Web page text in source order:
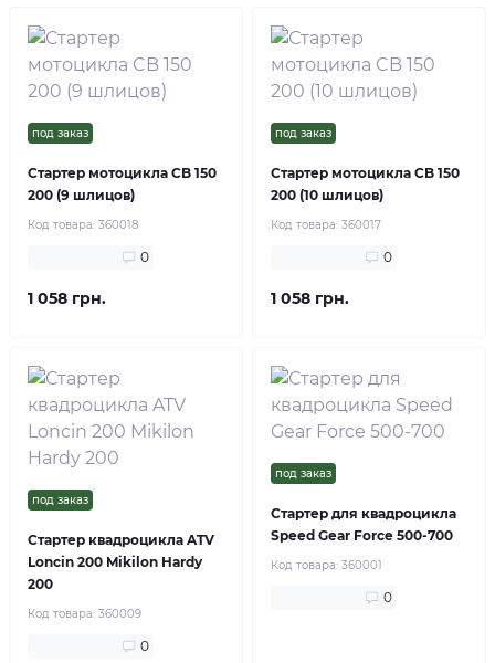
под заказ
Стартер мотоцикла CB 150
200 (9 шлицов)
Код товара: 360018
0
1 058 грн.
под заказ
Стартер мотоцикла CB 150
200 (10 шлицов)
Код товара: 360017
0
1 058 грн.
под заказ
Стартер квадроцикла ATV
Loncin 200 Mikilon Hardy
200
Код товара: 360009
0
под заказ
Стартер для квадроцикла
Speed Gear Force 500-700
Код товара: 360001
0